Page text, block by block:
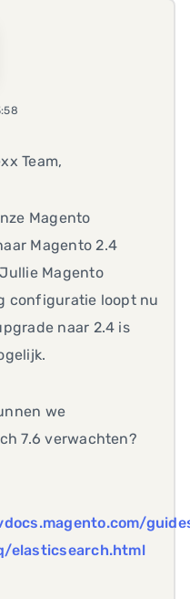
Team,
Magento
Magento 2.4
Magento
configuratie loopt nu
naar 2.4 is
we
7.6 verwachten?
elasticsearch.html